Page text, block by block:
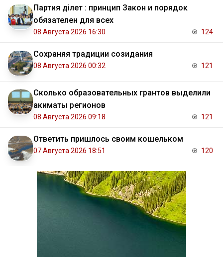
Партия Әділет : принцип Закон и порядок
обязателен для всех
08 Августа 2026 16:30 124
Сохраняя традиции созидания
08 Августа 2026 00:32 121
Сколько образовательных грантов выделили
акиматы регионов
08 Августа 2026 09:18 121
Ответить пришлось своим кошельком
07 Августа 2026 18:51 120